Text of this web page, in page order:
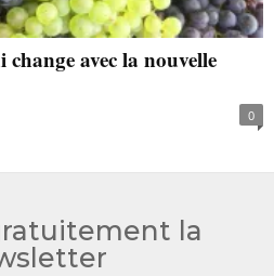
avec la nouvelle
0
la